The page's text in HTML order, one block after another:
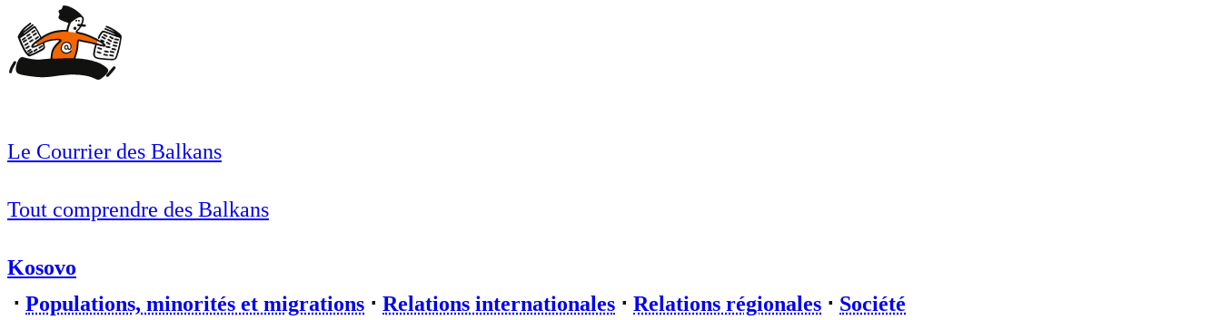
Le Courrier des Balkans
Tout comprendre des Balkans
Kosovo
⋅ Populations, minorités et migrations ⋅ Relations internationales ⋅ Relations régionales ⋅ Société